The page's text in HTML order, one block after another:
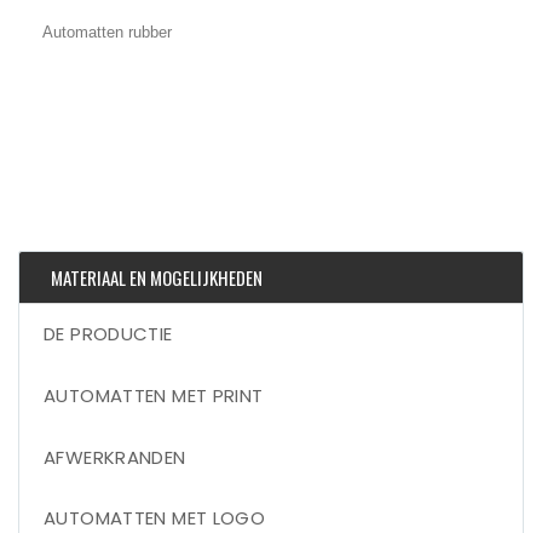
Automatten rubber
MATERIAAL EN MOGELIJKHEDEN
DE PRODUCTIE
AUTOMATTEN MET PRINT
AFWERKRANDEN
AUTOMATTEN MET LOGO